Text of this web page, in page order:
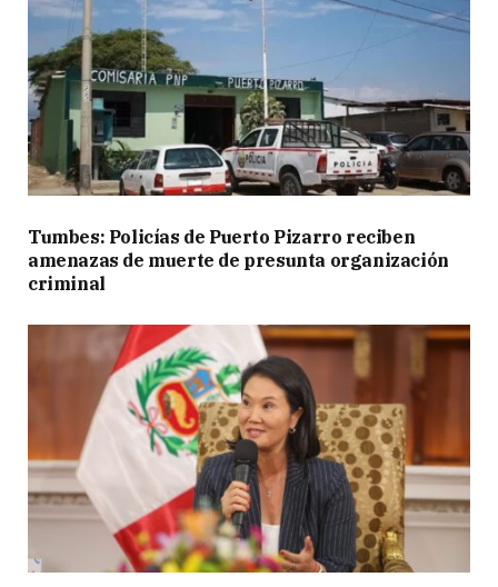
Tumbes: Policías de Puerto Pizarro reciben
amenazas de muerte de presunta organización
criminal